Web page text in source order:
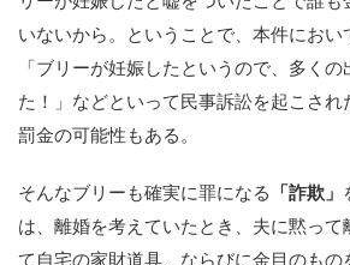
いないから。ということで、本件におい
「ブリーが妊娠したというので、多く
た！」などといって民事訴訟を起こさ
罰金の可能性もある。
そんなブリーも確実に罪になる 「詐欺」
は、離婚を考えていたとき、夫に黙って
て自宅の家財道具、ならびに金目のもの